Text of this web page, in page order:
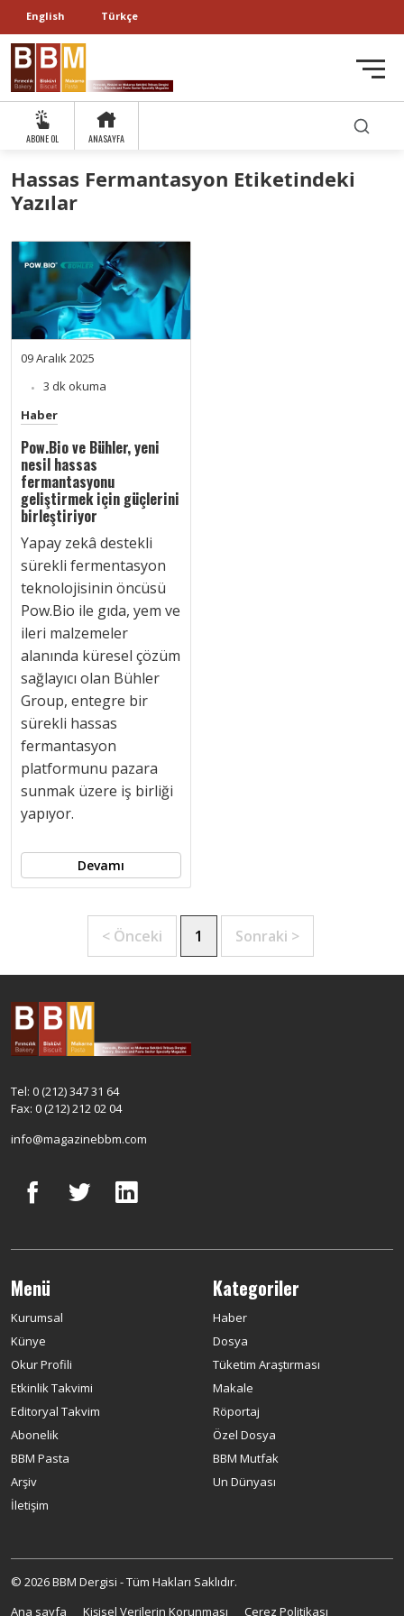
English Türkçe
ABONE OL ANASAYFA
Hassas Fermantasyon Etiketindeki
Yazılar
09 Aralık 2025
3 dk okuma
Haber
Pow.Bio ve Bühler, yeni
nesil hassas
fermantasyonu
geliştirmek için güçlerini
birleştiriyor
Yapay zekâ destekli
sürekli fermentasyon
teknolojisinin öncüsü
Pow.Bio ile gıda, yem ve
ileri malzemeler
alanında küresel çözüm
sağlayıcı olan Bühler
Group, entegre bir
sürekli hassas
fermantasyon
platformunu pazara
sunmak üzere iş birliği
yapıyor.
Devamı
< Önceki 1 Sonraki >
Tel: 0 (212) 347 31 64
Fax: 0 (212) 212 02 04
info@magazinebbm.com
Menü
Kurumsal
Künye
Okur Profili
Etkinlik Takvimi
Editoryal Takvim
Abonelik
BBM Pasta
Arşiv
İletişim
Kategoriler
Haber
Dosya
Tüketim Araştırması
Makale
Röportaj
Özel Dosya
BBM Mutfak
Un Dünyası
© 2026 BBM Dergisi - Tüm Hakları Saklıdır.
Ana sayfa
Kişisel Verilerin Korunması Çerez Politikası